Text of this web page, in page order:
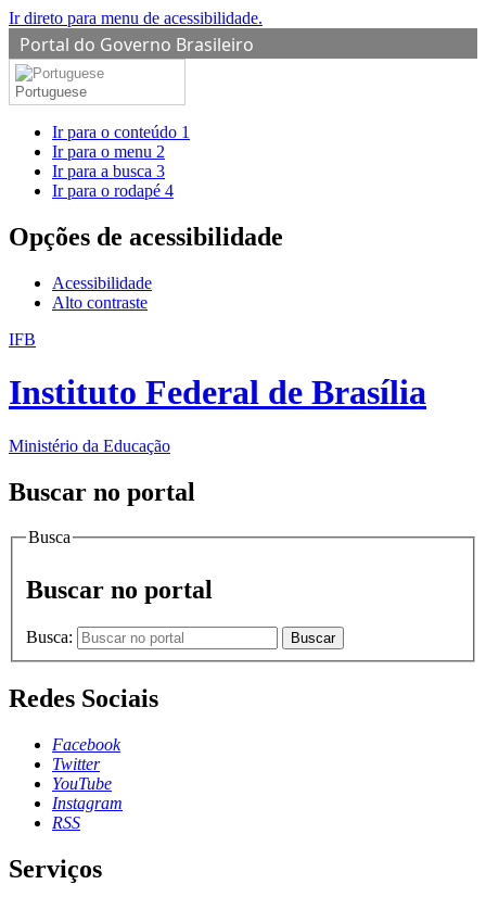
Ir direto para menu de acessibilidade.
Portal do Governo Brasileiro
Portuguese
Ir para o conteúdo 1
Ir para o menu 2
Ir para a busca 3
Ir para o rodapé 4
Opções de acessibilidade
Acessibilidade
Alto contraste
IFB
Instituto Federal de Brasília
Ministério da Educação
Buscar no portal
Busca
Buscar no portal
Busca: Buscar
Redes Sociais
Facebook
Twitter
YouTube
Instagram
RSS
Serviços